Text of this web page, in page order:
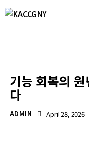
기능 회복의
다
ADMIN April 28, 2026